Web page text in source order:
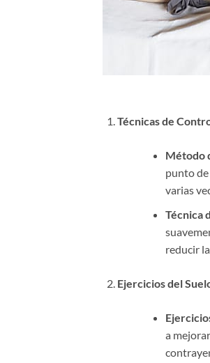
Técnicas de
Método
punto
varias
Técnica
reducir
Ejercicios del
a